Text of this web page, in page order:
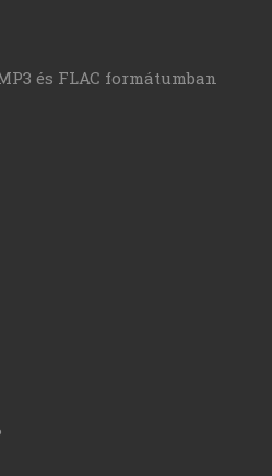
és FLAC formátumban